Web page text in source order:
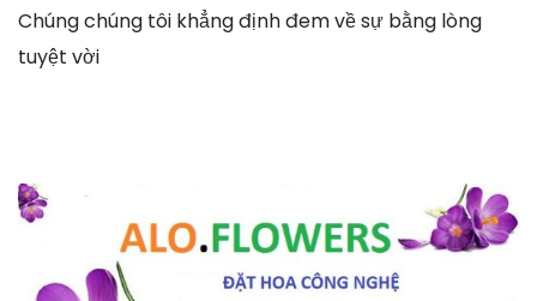
Chúng chúng tôi khẳng định đem về sự bằng lòng
tuyệt vời